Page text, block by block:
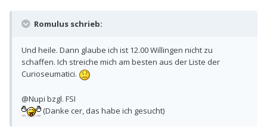
Romulus schrieb:
Und heile. Dann glaube ich ist 12.00 Willingen nicht zu
schaffen. Ich streiche mich am besten aus der Liste der
Curioseumatici.
@Nupi bzgl. FSI
(Danke cer, das habe ich gesucht)